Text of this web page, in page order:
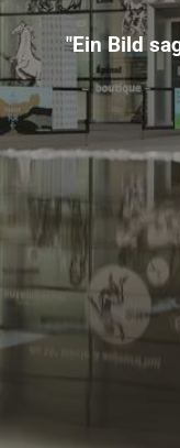
"Ein Bild